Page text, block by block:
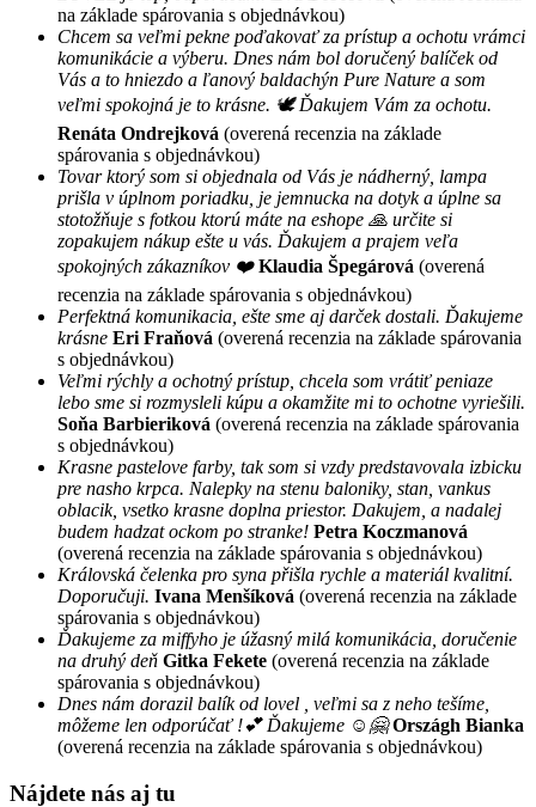
na základe spárovania s objednávkou)
Chcem sa veľmi pekne poďakovať za prístup a ochotu vrámci
komunikácie a výberu. Dnes nám bol doručený balíček od
Vás a to hniezdo a ľanový baldachýn Pure Nature a som
veľmi spokojná je to krásne. 🕊 Ďakujem Vám za ochotu.
Renáta Ondrejková (overená recenzia na základe
spárovania s objednávkou)
Tovar ktorý som si objednala od Vás je nádherný, lampa
prišla v úplnom poriadku, je jemnucka na dotyk a úplne sa
stotožňuje s fotkou ktorú máte na eshope 🙏 určite si
zopakujem nákup ešte u vás. Ďakujem a prajem veľa
spokojných zákazníkov ❤️ Klaudia Špegárová (overená
recenzia na základe spárovania s objednávkou)
Perfektná komunikacia, ešte sme aj darček dostali. Ďakujeme
krásne Eri Fraňová (overená recenzia na základe spárovania
s objednávkou)
Veľmi rýchly a ochotný prístup, chcela som vrátiť peniaze
lebo sme si rozmysleli kúpu a okamžite mi to ochotne vyriešili.
Soňa Barbieriková (overená recenzia na základe spárovania
s objednávkou)
Krasne pastelove farby, tak som si vzdy predstavovala izbicku
pre nasho krpca. Nalepky na stenu baloniky, stan, vankus
oblacik, vsetko krasne doplna priestor. Dakujem, a nadalej
budem hadzat ockom po stranke! Petra Koczmanová
(overená recenzia na základe spárovania s objednávkou)
Královská čelenka pro syna přišla rychle a materiál kvalitní.
Doporučuji. Ivana Menšíková (overená recenzia na základe
spárovania s objednávkou)
Ďakujeme za miffyho je úžasný milá komunikácia, doručenie
na druhý deň Gitka Fekete (overená recenzia na základe
spárovania s objednávkou)
Dnes nám dorazil balík od lovel , veľmi sa z neho tešíme,
môžeme len odporúčať !💕 Ďakujeme ☺️🤗 Országh Bianka
(overená recenzia na základe spárovania s objednávkou)
Nájdete nás aj tu